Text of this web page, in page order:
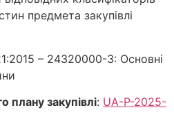
предмета закупівлі
– 24320000-3: Основні
плану закупівлі: UA-P-2025-